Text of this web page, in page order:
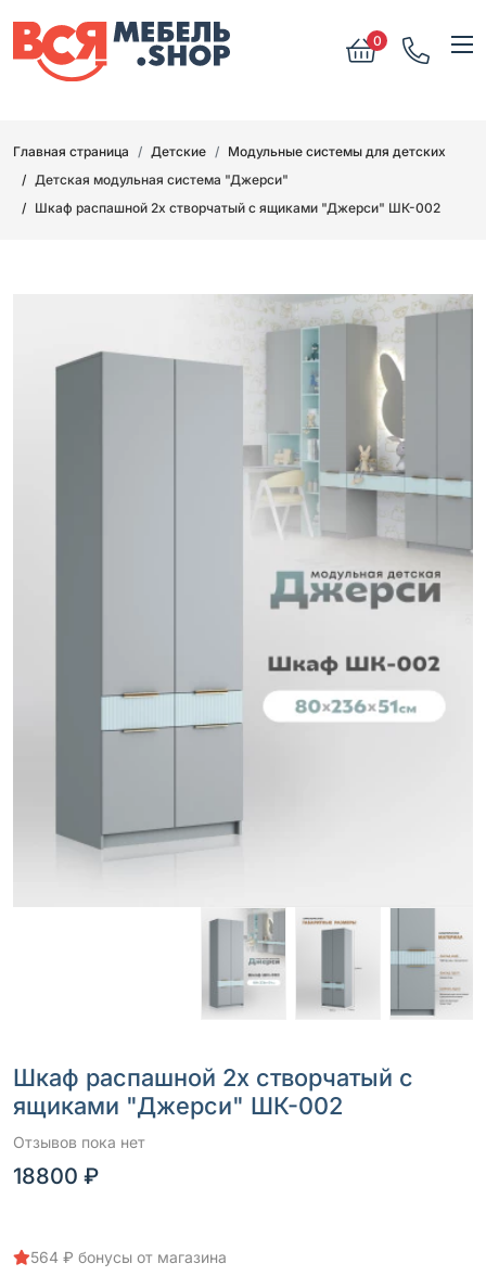
0
Главная страница Детские
Модульные системы для детских
Детская модульная система "Джерси"
Шкаф распашной 2х створчатый с ящиками "Джерси" ШК-002
Шкаф распашной 2х створчатый с
ящиками "Джерси" ШК-002
Отзывов пока нет
18800 ₽
564 ₽ бонусы от магазина